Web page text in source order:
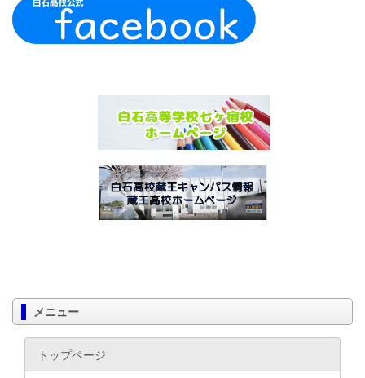
メニュー
トップページ